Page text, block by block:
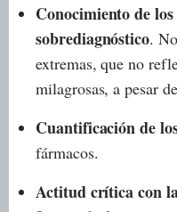
Conocimiento de
sobrediagnóstico.
extremas, que no
milagrosas, a pesar
Cuantificación de
fármacos.
Actitud crítica con